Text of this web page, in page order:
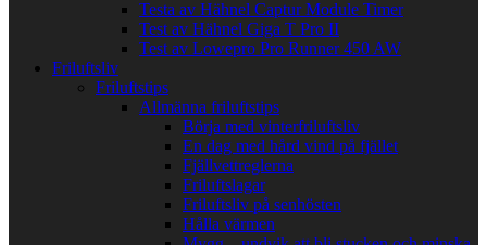
Testa av Hähnel Captur Module Timer
Test av Hähnel Giga T Pro II
Test av Lowepro Pro Runner 450 AW
Friluftsliv
Friluftstips
Allmänna friluftstips
Börja med vinterfriluftsliv
En dag med hård vind på fjället
Fjällvettreglerna
Friluftslagar
Friluftsliv på senhösten
Hålla värmen